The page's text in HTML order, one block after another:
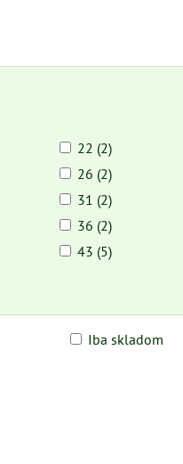
22 (2)
26 (2)
31 (2)
36 (2)
43 (5)
Iba skladom